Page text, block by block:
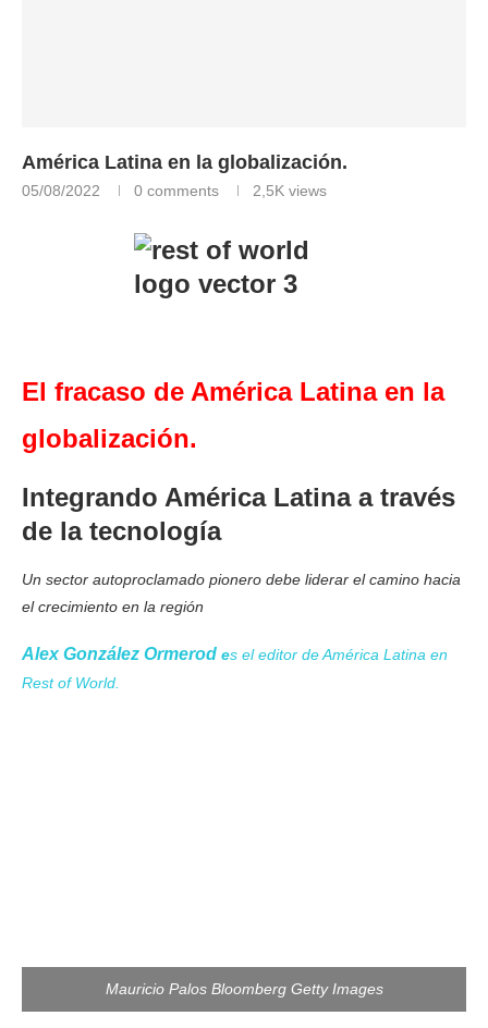
América Latina en la globalización.
05/08/2022 0 comments 2,5K views
El fracaso de América Latina en la
globalización.
Integrando América Latina a través
de la tecnología
Un sector autoproclamado pionero debe liderar el camino hacia
el crecimiento en la región
Alex González Ormerod es el editor de América Latina en
Rest of World.
Mauricio Palos Bloomberg Getty Images